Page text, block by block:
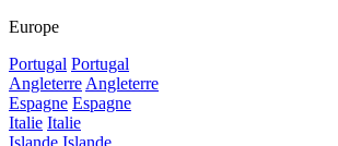
Europe
Portugal Portugal
Angleterre Angleterre
Espagne Espagne
Italie Italie
Islande Islande